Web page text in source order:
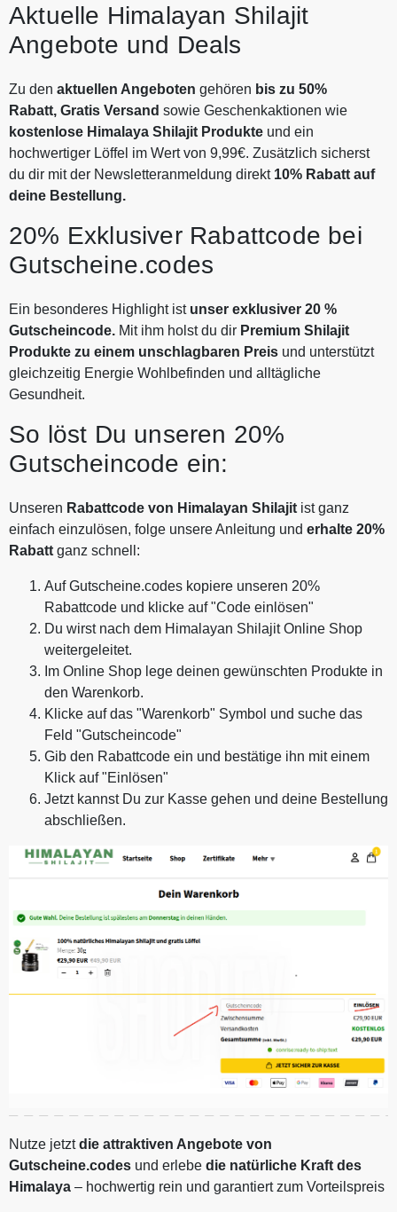
Aktuelle Himalayan Shilajit
Angebote und Deals
Zu den aktuellen Angeboten gehören bis zu 50%
Rabatt, Gratis Versand sowie Geschenkaktionen wie
kostenlose Himalaya Shilajit Produkte und ein
hochwertiger Löffel im Wert von 9,99€. Zusätzlich sicherst
du dir mit der Newsletteranmeldung direkt 10% Rabatt auf
deine Bestellung.
20% Exklusiver Rabattcode bei
Gutscheine.codes
Ein besonderes Highlight istunser exklusiver 20 %
Gutscheincode. Mit ihm holst du dir Premium Shilajit
Produkte zu einem unschlagbaren Preis und unterstützt
gleichzeitig Energie Wohlbefinden und alltägliche
Gesundheit.
So löst Du unseren 20%
Gutscheincode ein:
Unseren Rabattcode von Himalayan Shilajit ist ganz
einfach einzulösen, folge unsere Anleitung und erhalte 20%
Rabatt ganz schnell:
Auf Gutscheine.codes kopiere unseren 20%
Rabattcode und klicke auf "Code einlösen"
Du wirst nach dem Himalayan Shilajit Online Shop
weitergeleitet.
Im Online Shop lege deinen gewünschten Produkte in
den Warenkorb.
Klicke auf das "Warenkorb" Symbol und suche das
Feld "Gutscheincode"
Gib den Rabattcode ein und bestätige ihn mit einem
Klick auf "Einlösen"
Jetzt kannst Du zur Kasse gehen und deine Bestellung
abschließen.
Nutze jetztdie attraktiven Angebote von
Gutscheine.codes und erlebe die natürliche Kraft des
Himalaya – hochwertig rein und garantiert zum Vorteilspreis